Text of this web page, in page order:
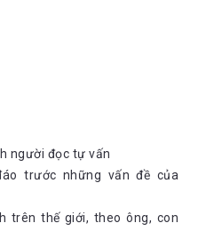
người đọc tự vấn
trước những vấn đề của
trên thế giới, theo ông, con